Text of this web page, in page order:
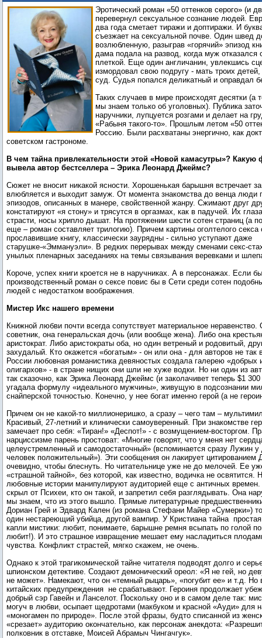
моногамный миллиардер-маньяк
Эротический роман «50 оттенков серого» (и
перевернул сексуальное сознание людей.
два года сметает тиражи и доптиражи. И
съезжает на сексуальной почве. Один швед
возлюбленную, разыграв «горячий» эпизод
дама подала на развод, когда муж отказался
плеткой. Еще один англичанин, увлекшись
измордовал свою подругу - мать троих
суд. Судья попался деликатный и оправдал
Таких случаев в мире происходят десятки (а
мы знаем только об уголовных). Публика
наручники, лупцуется розгами и делает на
«Рабыня такого-то». Прошлым летом «50
Россию. Были расхватаны энергично, как
советском гастрономе.
В чем тайна привлекательности этой «Новой камасутры»? Какую
вывела автор бестселлера – Эрика Леонард Джеймс?
Сюжет не вносит никакой ясности. Хорошенькая барышня встречает
влюбляется и выходит замуж. От момента знакомства до венца люди
эпизодов, описанных в манере, свойственной жанру. Сжимают друг
констатируют «я стону» и трясутся в оргазмах, как в падучей. Их
страсти, носы хрипло дышат. На протяжении шести сотен страниц (а
еще – роман составляет трилогию). Причем картины оголтелого секса
прославившие книгу, классически заурядны - сильно уступают даже
старушке-«Эммануэли». В редких перерывах между сменами секс-
унылых пленарных заседаниях на темы связывания веревками и
Короче, успех книги кроется не в наручниках. А в персонажах. Если
производственный роман о сексе повис бы в Сети среди сотен
людей с недостатком воображения.
Мистер Икс нашего времени
Книжной любви почти всегда сопутствует материальное неравенство.
советник, она генеральская дочь (или вообще жена). Либо она
аристократ. Либо аристократы оба, но один ветреный и родовитый,
захудалый. Кто окажется «богатым» - он или она - для авторов не так
России любовная романистика девяностых создала галерею «добрых
олигархов» - в стране нищих они шли не хуже водки. Но ни один из
так сказочно, как Эрика Леонард Джеймс (и заколачивет теперь $1
угадала формулу «идеального мужчины», живущую в подсознании
снайперской точностью. Конечно, у нее богат именно герой (а не
Причем он не какой-то миллионеришко, а сразу – чего там –
Красивый, 27-летний и клинически самоуверенный. При знакомстве
замечает про себя: «Тиран!» «Деспот!» - с возмущением-восторгом.
нарциссизме парень простоват: «Многие говорят, что у меня нет
целеустремленный и самодостаточный» (вспоминается сразу Лужин у
человек положительный»). Эти сообщения он лакирует цитированием
очевидно, чтобы блеснуть. Но читательнице уже не до мелочей. Ее
«страшной тайной», без которой, как известно, водичка не освятится.
любовные истории манипулируют аудиторией еще с античных
скрыл от Психеи, кто он такой, и запретил себя разглядывать. Она
мы знаем, что из этого вышло. Прямые литературные
Дориан Грей и Эдвард Кален (из романа Стефани Майер «Сумерки»)
один нестареющий убийца, другой вампир. У Кристиана тайна
капли мистики: любит, понимаете, барышне ремня всыпать по голой
любит!). И это страшное извращение мешает ему насладиться
чувства. Конфликт страстей, мягко скажем, не очень.
Однако к этой трагикомической тайне читателя подводят долго и
шпионском детективе. Создают демонический ореол: «Я не гей, но
не может». Намекают, что он «темный рыцарь», «погубит ее» и т.д. Но
китайских предупреждения не срабатывают. Героиня продолжает
добрый сэр Гавейн и Ланселот. Поскольку оно и в самом деле так:
могуч в любви, осыпает щедротами (макбуком и красной «Ауди» для
«моногамен по природе». После этой фразы, будто списанной из
«срезает» аудиторию окончательно, как персонаж анекдота:
полковник в отставке, Моисей Абрамыч Чингачгук».